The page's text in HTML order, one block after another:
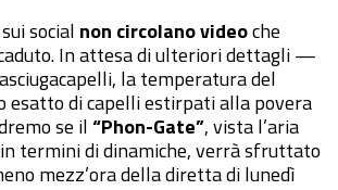
social non circolano videoche
In attesa di ulteriori dettagli —
la temperatura del
esatto di capelli estirpati alla povera
se il“Phon-Gate”, vista l’aria
termini di dinamiche, verrà sfruttato
mezz’ora della diretta di lunedì